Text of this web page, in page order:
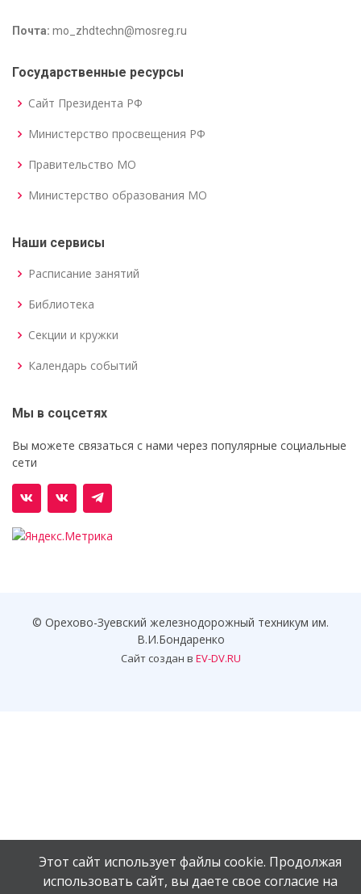
Почта: mo_zhdtechn@mosreg.ru
Государственные ресурсы
Сайт Президента РФ
Министерство просвещения РФ
Правительство МО
Министерство образования МО
Наши сервисы
Расписание занятий
Библиотека
Секции и кружки
Календарь событий
Мы в соцсетях
Вы можете связаться с нами через популярные социальные
сети
© Орехово-Зуевский железнодорожный техникум им.
В.И.Бондаренко
Сайт создан в EV-DV.RU
Этот сайт использует файлы cookie. Продолжая
использовать сайт, вы даете свое согласие на